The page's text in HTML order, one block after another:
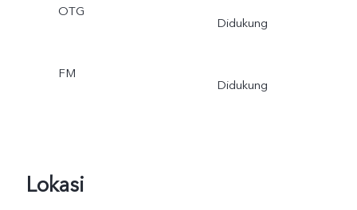
OTG
Didukung
FM
Didukung
Lokasi